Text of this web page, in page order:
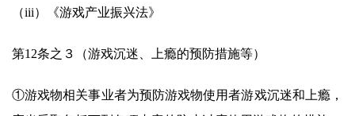
（iii）《游戏产业振兴法》
第12条之３（游戏沉迷、上瘾的预防措施等）
①游戏物相关事业者为预防游戏物使用者游戏沉迷和上瘾，